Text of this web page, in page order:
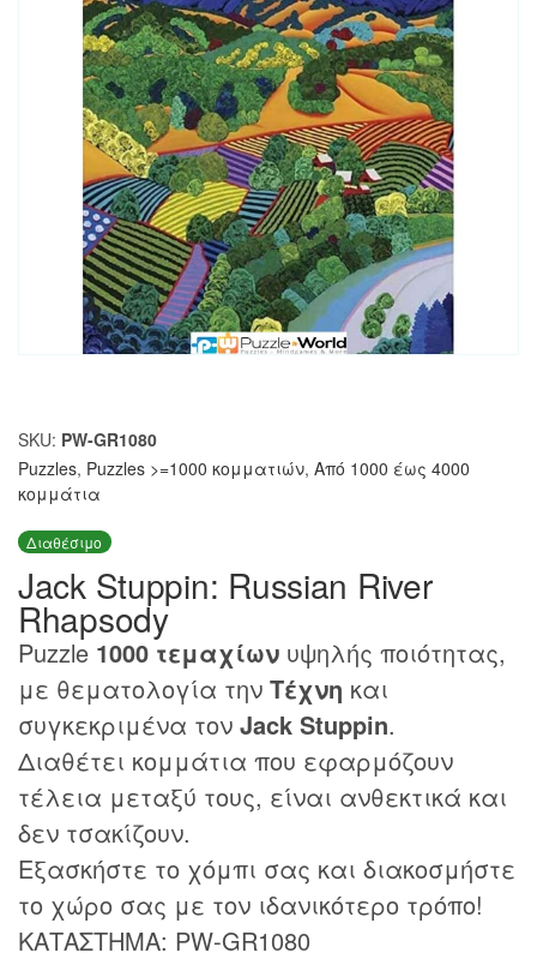
SKU: PW-GR1080
Puzzles, Puzzles >=1000 κομματιών, Από 1000 έως 4000
κομμάτια
Διαθέσιμο
Jack Stuppin: Russian River
Rhapsody
Puzzle 1000 τεμαχίων υψηλής ποιότητας,
με θεματολογία την Τέχνη και
συγκεκριμένα τον Jack Stuppin.
Διαθέτει κομμάτια που εφαρμόζουν
τέλεια μεταξύ τους, είναι ανθεκτικά και
δεν τσακίζουν.
Εξασκήστε το χόμπι σας και διακοσμήστε
το χώρο σας με τον ιδανικότερο τρόπο!
ΚΑΤΑΣΤΗΜΑ: PW-GR1080